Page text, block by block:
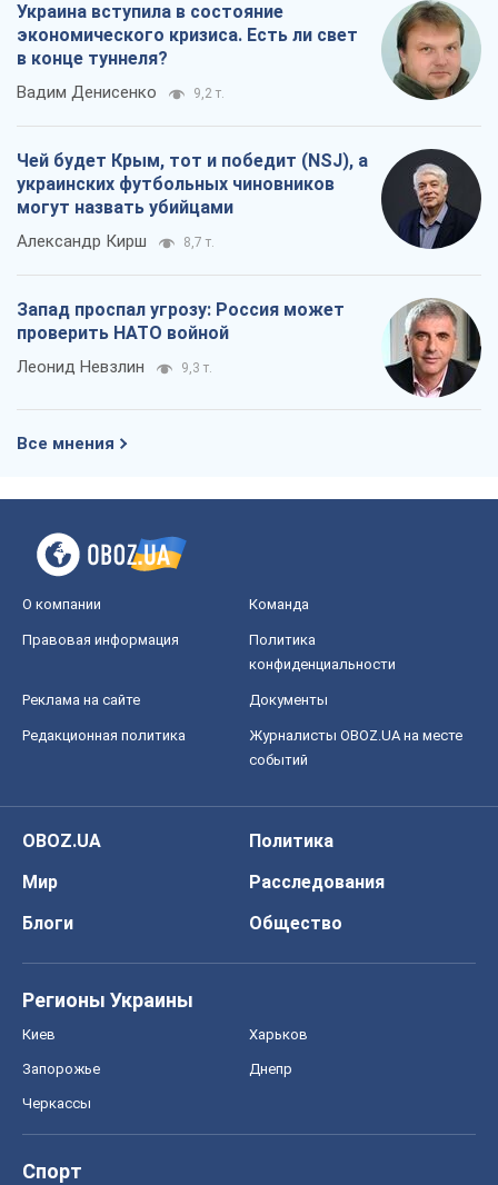
Украина вступила в состояние
экономического кризиса. Есть ли свет
в конце туннеля?
Вадим Денисенко 9,2 т.
Чей будет Крым, тот и победит (NSJ), а
украинских футбольных чиновников
могут назвать убийцами
Александр Кирш 8,7 т.
Запад проспал угрозу: Россия может
проверить НАТО войной
Леонид Невзлин 9,3 т.
Все мнения
О компании Команда
Правовая информация
Политика
конфиденциальности
Реклама на сайте Документы
Редакционная политика
Журналисты OBOZ.UA на месте
событий
OBOZ.UA
Политика
Мир
Расследования
Блоги
Общество
Регионы Украины
Киев Харьков
Запорожье Днепр
Черкассы
Спорт